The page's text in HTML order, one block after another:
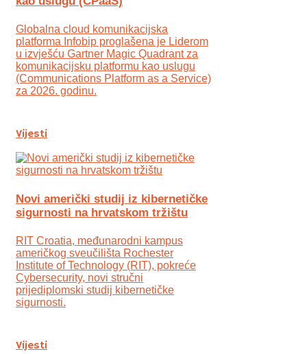
Globalna cloud komunikacijska
platforma Infobip proglašena je Liderom
u izvješću Gartner Magic Quadrant za
komunikacijsku platformu kao uslugu
(Communications Platform as a Service)
za 2026. godinu.
Vijesti
Novi američki studij iz kibernetičke
sigurnosti na hrvatskom tržištu
RIT Croatia, međunarodni kampus
američkog sveučilišta Rochester
Institute of Technology (RIT), pokreće
Cybersecurity, novi stručni
prijediplomski studij kibernetičke
sigurnosti.
Vijesti